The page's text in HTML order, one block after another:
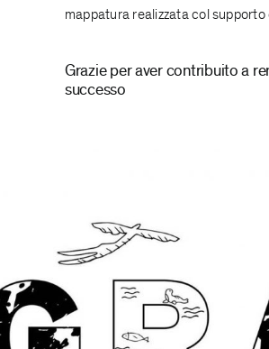
mappatura realizzata col
Grazie per aver contribuito a
successo